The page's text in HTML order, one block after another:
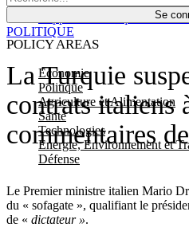
Se
POLICY AREAS
Economie
Politique
Agriculture et Alimentation
Santé
Technologies
Energie, Environnement et
Défense
La Turquie
contrats italiens
commentaires
Le Premier ministre italien Mario
du « sofagate », qualifiant le
de « dictateur ».
POLITIQUE